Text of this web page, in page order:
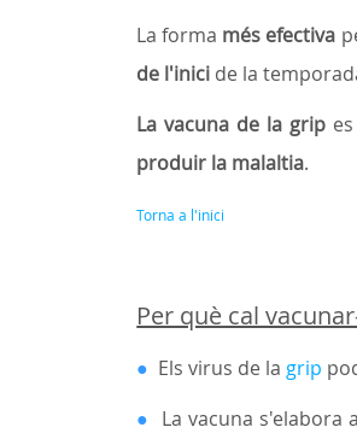
La forma més efectiva
de l'inici de la
La vacuna de la gripes
produir la malaltia.
Torna a l'inici
Per què cal
● Els virus de la grip
● La vacuna s'elabora